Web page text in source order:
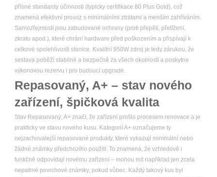
přísné standardy účinnosti (typicky certifikace 80 Plus Gold), což
znamená efektivní provoz s minimálními ztrátami a menším zahříváním.
Samozřejmostí jsou zabudované ochrany (proti přepětí, přetížení,
zkratu apod.), které chrání hardware před poškozením a přispívají k
celkové spolehlivosti stanice. Kvalitní 950W zdroj je tedy zárukou, že
sestava poběží stabilně a bezpečně za všech okolností a poskytne
výkonovou rezervu i pro budoucí upgrade.
Repasovaný, A+ – stav nového
zařízení, špičková kvalita
Stav Repasovaný, A+ značí, že zařízení prošlo procesem renovace a je
prakticky ve stavu nového kusu. Kategorií A+ označujeme ty
nejzachovalejší repasované produkty, které vykazují minimální nebo
žádné známky předchozího použití. To znamená, že vzhledově i
funkčně odpovídají novému zařízení – mohou mít například jen zcela
nepatrné povrchové známky, pokud vůbec. Každý takový kus byl